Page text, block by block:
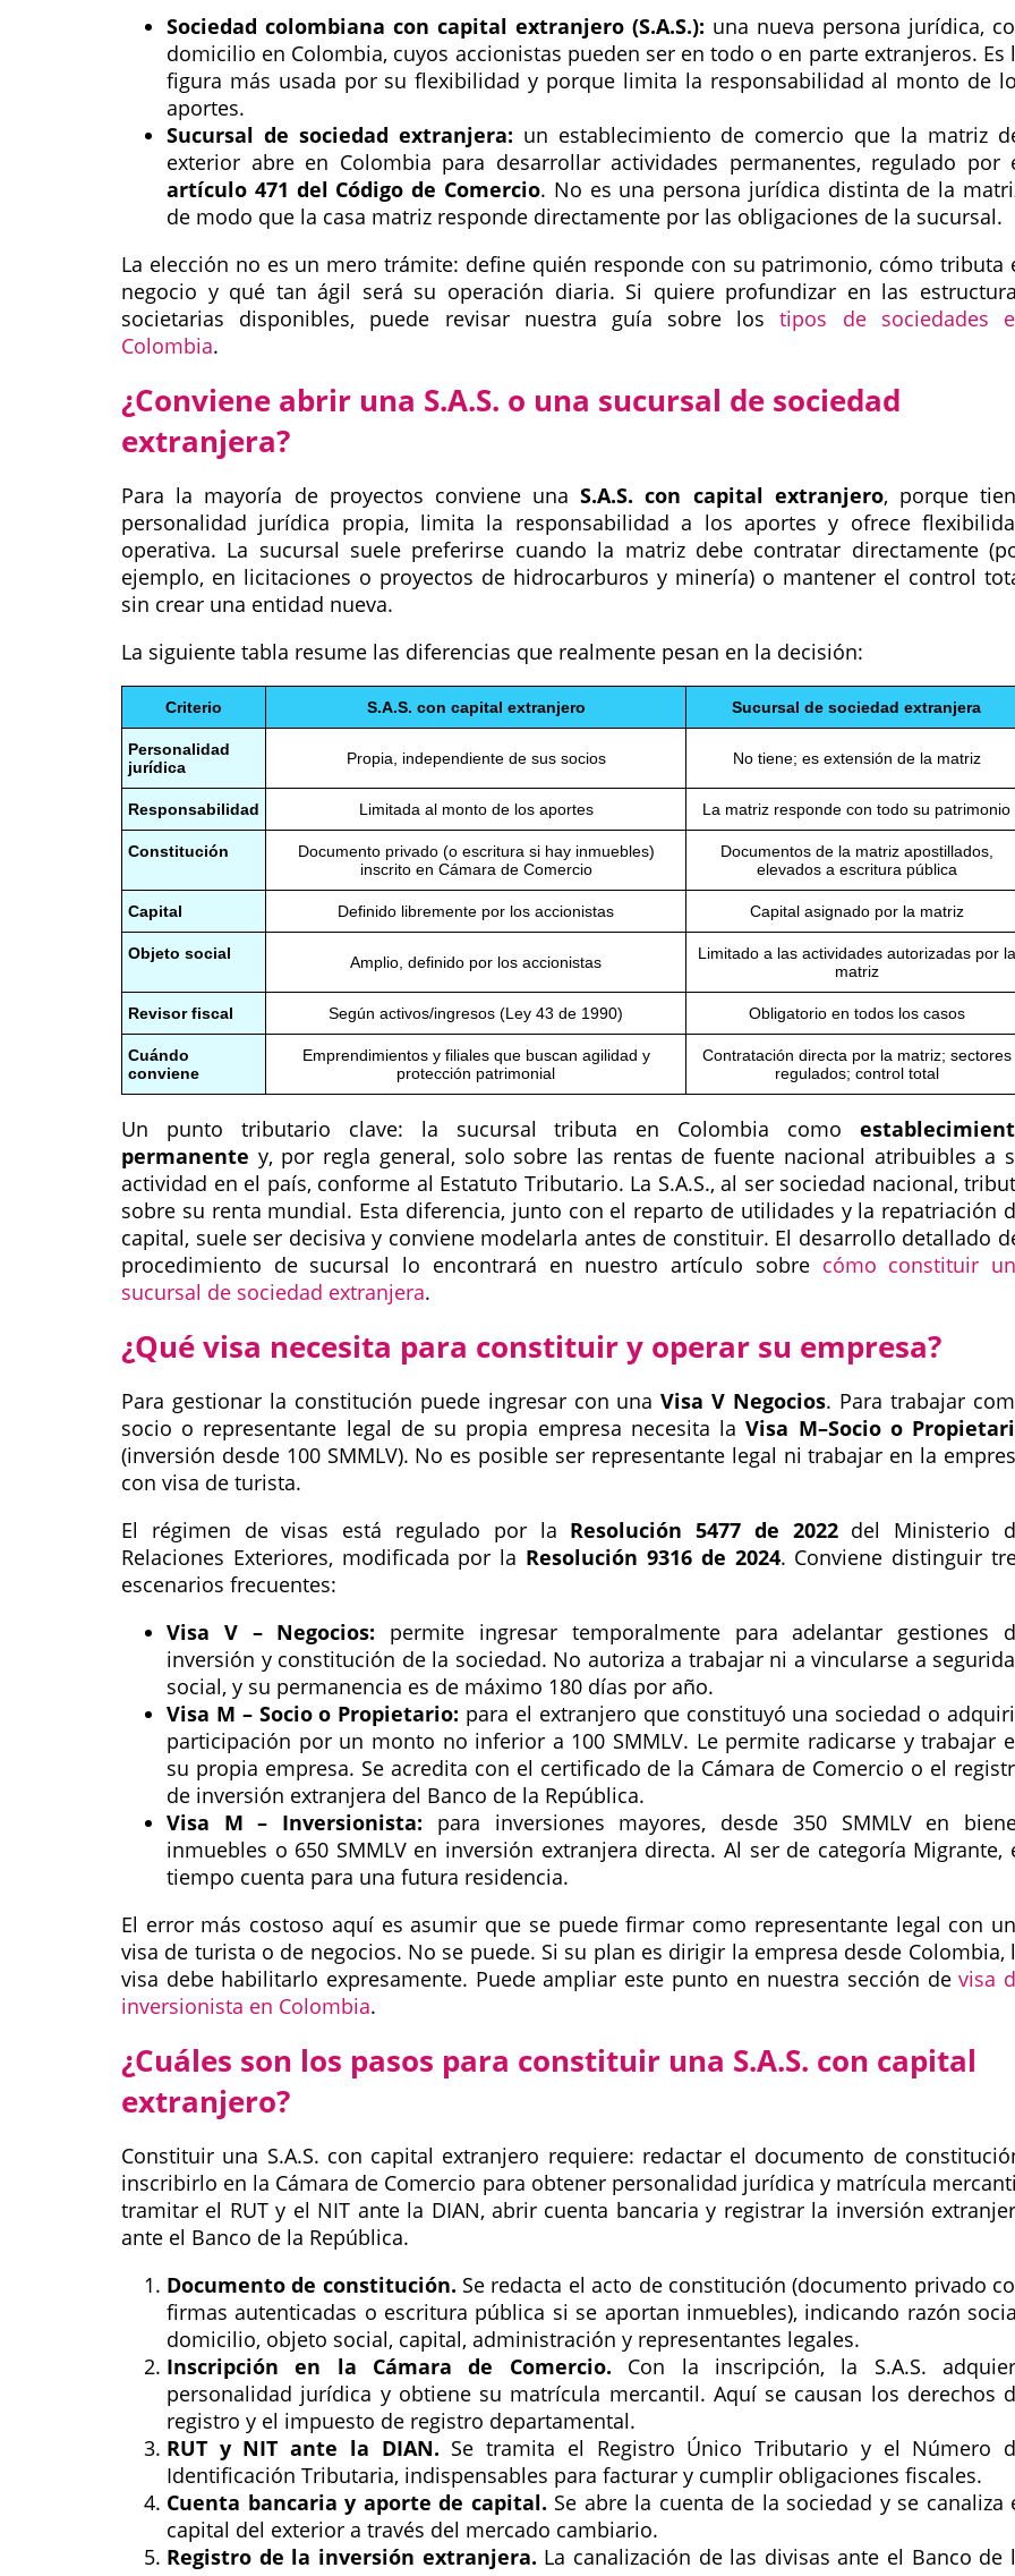
Sociedad colombiana con capital extranjero (S.A.S.): una nueva persona jurídica,
domicilio en Colombia, cuyos accionistas pueden ser en todo o en parte extranjeros. Es
figura más usada por su flexibilidad y porque limita la responsabilidad al monto de
aportes.
Sucursal de sociedad extranjera: un establecimiento de comercio que la matriz
exterior abre en Colombia para desarrollar actividades permanentes, regulado por
artículo 471 del Código de Comercio. No es una persona jurídica distinta de la
de modo que la casa matriz responde directamente por las obligaciones de la sucursal.
La elección no es un mero trámite: define quién responde con su patrimonio, cómo tributa
negocio y qué tan ágil será su operación diaria. Si quiere profundizar en las
societarias disponibles, puede revisar nuestra guía sobre lostipos de sociedades
Colombia.
¿Conviene abrir una S.A.S. o una sucursal de sociedad
extranjera?
Para la mayoría de proyectos conviene unaS.A.S. con capital extranjero, porque
personalidad jurídica propia, limita la responsabilidad a los aportes y ofrece
operativa. La sucursal suele preferirse cuando la matriz debe contratar directamente
ejemplo, en licitaciones o proyectos de hidrocarburos y minería) o mantener el control
sin crear una entidad nueva.
La siguiente tabla resume las diferencias que realmente pesan en la decisión:
Criterio S.A.S. con capital extranjero Sucursal de sociedad extranjera
Personalidad
jurídica
Propia, independiente de sus socios No tiene; es extensión de la matriz
Responsabilidad Limitada al monto de los aportes La matriz responde con todo su patrimonio
Constitución
Documento privado (o escritura si hay inmuebles)
inscrito en Cámara de Comercio
Documentos de la matriz apostillados,
elevados a escritura pública
Capital Definido libremente por los accionistas Capital asignado por la matriz
Objeto social Amplio, definido por los accionistas
Limitado a las actividades autorizadas por la
matriz
Revisor fiscal Según activos/ingresos (Ley 43 de 1990) Obligatorio en todos los casos
Cuándo
conviene
Emprendimientos y filiales que buscan agilidad y
protección patrimonial
Contratación directa por la matriz; sectores
regulados; control total
Un punto tributario clave: la sucursal tributa en Colombia como
permanente y, por regla general, solo sobre las rentas de fuente nacional atribuibles a
actividad en el país, conforme al Estatuto Tributario. La S.A.S., al ser sociedad nacional,
sobre su renta mundial. Esta diferencia, junto con el reparto de utilidades y la repatriación
capital, suele ser decisiva y conviene modelarla antes de constituir. El desarrollo detallado
procedimiento de sucursal lo encontrará en nuestro artículo sobre cómo constituir
sucursal de sociedad extranjera.
¿Qué visa necesita para constituir y operar su empresa?
Para gestionar la constitución puede ingresar con unaVisa V Negocios. Para trabajar
socio o representante legal de su propia empresa necesita laVisa M–Socio o
(inversión desde 100 SMMLV). No es posible ser representante legal ni trabajar en la
con visa de turista.
El régimen de visas está regulado por la Resolución 5477 de 2022del Ministerio
Relaciones Exteriores, modificada por la Resolución 9316 de 2024. Conviene distinguir
escenarios frecuentes:
Visa V – Negocios: permite ingresar temporalmente para adelantar gestiones
inversión y constitución de la sociedad. No autoriza a trabajar ni a vincularse a
social, y su permanencia es de máximo 180 días por año.
Visa M – Socio o Propietario: para el extranjero que constituyó una sociedad o
participación por un monto no inferior a 100 SMMLV. Le permite radicarse y trabajar
su propia empresa. Se acredita con el certificado de la Cámara de Comercio o el
de inversión extranjera del Banco de la República.
Visa M – Inversionista: para inversiones mayores, desde 350 SMMLV en
inmuebles o 650 SMMLV en inversión extranjera directa. Al ser de categoría Migrante,
tiempo cuenta para una futura residencia.
El error más costoso aquí es asumir que se puede firmar como representante legal con
visa de turista o de negocios. No se puede. Si su plan es dirigir la empresa desde Colombia,
visa debe habilitarlo expresamente. Puede ampliar este punto en nuestra sección devisa
inversionista en Colombia.
¿Cuáles son los pasos para constituir una S.A.S. con capital
extranjero?
Constituir una S.A.S. con capital extranjero requiere: redactar el documento de
inscribirlo en la Cámara de Comercio para obtener personalidad jurídica y matrícula
tramitar el RUT y el NIT ante la DIAN, abrir cuenta bancaria y registrar la inversión
ante el Banco de la República.
Documento de constitución. Se redacta el acto de constitución (documento privado
firmas autenticadas o escritura pública si se aportan inmuebles), indicando razón
domicilio, objeto social, capital, administración y representantes legales.
Inscripción en la Cámara de Comercio. Con la inscripción, la S.A.S.
personalidad jurídica y obtiene su matrícula mercantil. Aquí se causan los derechos
registro y el impuesto de registro departamental.
RUT y NIT ante la DIAN. Se tramita el Registro Único Tributario y el Número
Identificación Tributaria, indispensables para facturar y cumplir obligaciones fiscales.
Cuenta bancaria y aporte de capital. Se abre la cuenta de la sociedad y se canaliza
capital del exterior a través del mercado cambiario.
Registro de la inversión extranjera. La canalización de las divisas ante el Banco de